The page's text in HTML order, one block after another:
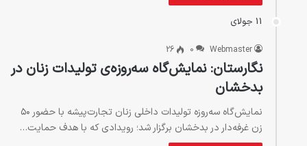
11 جولای
Webmaster
0
26
نگارستان: نمایش‌گاه سه‌روزه‌ی تولیدات زنان در
بدخشان
نمایش‌گاه سه‌روزه تولیدات داخلی زنان تجارت‌پیشه با حضور ۵۰
زن غرفه‌دار در بدخشان برگزار شد؛ رویدادی که با هدف حمایت…